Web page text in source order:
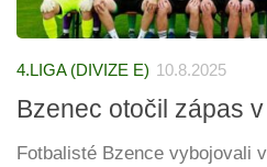
4.LIGA (DIVIZE E) 10.8.2025
Bzenec otočil zápas
Fotbalisté Bzence vybojovali